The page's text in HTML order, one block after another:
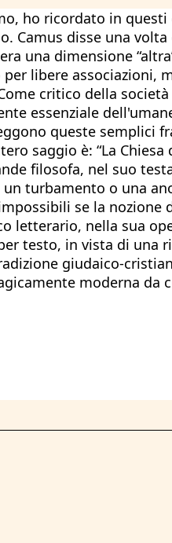
ho ricordato in
Camus disse una volta
una dimensione
libere associazioni,
critico della
essenziale
queste semplici
saggio è: “La Chiesa
filosofa, nel suo
un turbamento o una
se la
letterario, nella sua
testo, in vista di una
giudaico-
moderna da